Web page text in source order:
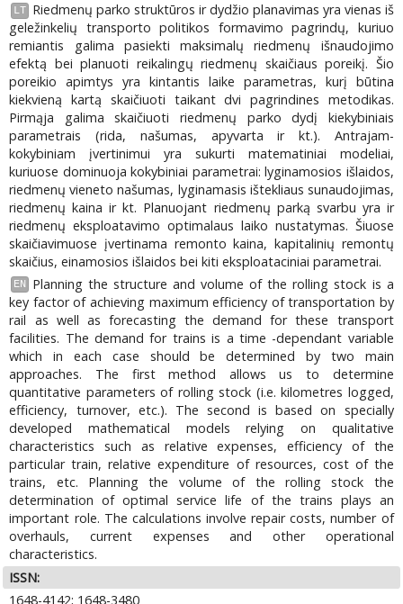
LT
Riedmenų parko struktūros ir dydžio planavimas yra vienas iš
geležinkelių transporto politikos formavimo pagrindų, kuriuo
remiantis galima pasiekti maksimalų riedmenų išnaudojimo
efektą bei planuoti reikalingų riedmenų skaičiaus poreikį. Šio
poreikio apimtys yra kintantis laike parametras, kurį būtina
kiekvieną kartą skaičiuoti taikant dvi pagrindines metodikas.
Pirmąja galima skaičiuoti riedmenų parko dydį kiekybiniais
parametrais (rida, našumas, apyvarta ir kt.). Antrajam-
kokybiniam įvertinimui yra sukurti matematiniai modeliai,
kuriuose dominuoja kokybiniai parametrai: lyginamosios išlaidos,
riedmenų vieneto našumas, lyginamasis ištekliaus sunaudojimas,
riedmenų kaina ir kt. Planuojant riedmenų parką svarbu yra ir
riedmenų eksploatavimo optimalaus laiko nustatymas. Šiuose
skaičiavimuose įvertinama remonto kaina, kapitalinių remontų
skaičius, einamosios išlaidos bei kiti eksploataciniai parametrai.
EN
Planning the structure and volume of the rolling stock is a
key factor of achieving maximum efficiency of transportation by
rail as well as forecasting the demand for these transport
facilities. The demand for trains is a time -dependant variable
which in each case should be determined by two main
approaches. The first method allows us to determine
quantitative parameters of rolling stock (i.e. kilometres logged,
efficiency, turnover, etc.). The second is based on specially
developed mathematical models relying on qualitative
characteristics such as relative expenses, efficiency of the
particular train, relative expenditure of resources, cost of the
trains, etc. Planning the volume of the rolling stock the
determination of optimal service life of the trains plays an
important role. The calculations involve repair costs, number of
overhauls, current expenses and other operational
characteristics.
ISSN:
1648-4142; 1648-3480